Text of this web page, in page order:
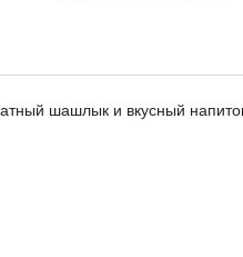
шашлык и вкусный